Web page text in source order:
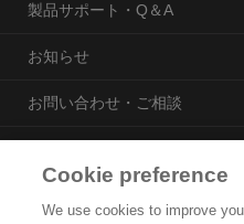
製品サポート・Q＆A
お知らせ
お問い合わせ・ご相談
Cookie preference
We use cookies to improve